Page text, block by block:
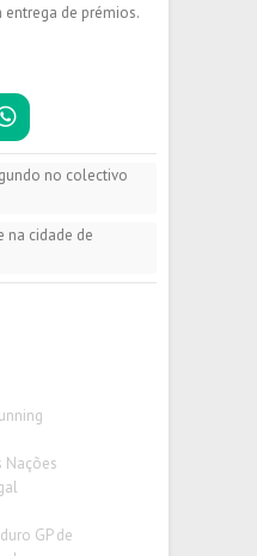
de prémios.
no colectivo
na cidade de